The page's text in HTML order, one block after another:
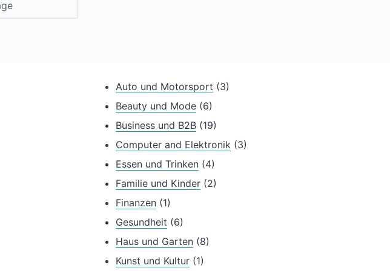
Auto und Motorsport (3)
Beauty und Mode(6)
Business und B2B(19)
Computer and Elektronik(3)
Essen und Trinken(4)
Familie und Kinder(2)
Finanzen(1)
Gesundheit (6)
Haus und Garten(8)
Kunst und Kultur(1)